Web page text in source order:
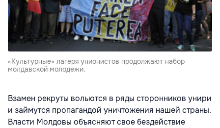
«Культурные» лагеря унионистов продолжают набор
молдавской молодежи.
Взамен рекруты вольются в ряды сторонников унири
и займутся пропагандой уничтожения нашей страны.
Власти Молдовы объясняют свое бездействие